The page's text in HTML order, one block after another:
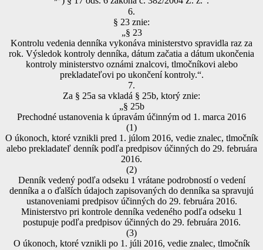
6.
§ 23 znie:
„§ 23
Kontrolu vedenia denníka vykonáva ministerstvo spravidla raz za
rok. Výsledok kontroly denníka, dátum začatia a dátum ukončenia
kontroly ministerstvo oznámi znalcovi, tlmočníkovi alebo
prekladateľovi po ukončení kontroly.“.
7.
Za § 25a sa vkladá § 25b, ktorý znie:
„§ 25b
Prechodné ustanovenia k úpravám účinným od 1. marca 2016
(1)
O úkonoch, ktoré vznikli pred 1. júlom 2016, vedie znalec, tlmočník
alebo prekladateľ denník podľa predpisov účinných do 29. februára
2016.
(2)
Denník vedený podľa odseku 1 vrátane podrobností o vedení
denníka a o ďalších údajoch zapisovaných do denníka sa spravujú
ustanoveniami predpisov účinných do 29. februára 2016.
Ministerstvo pri kontrole denníka vedeného podľa odseku 1
postupuje podľa predpisov účinných do 29. februára 2016.
(3)
O úkonoch, ktoré vznikli po 1. júli 2016, vedie znalec, tlmočník